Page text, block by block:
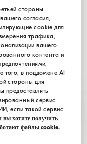
стороны,
согласия,
cookie для
трафика,
вашего
контента и
в поддомене AI
стороны для
предоставлять
сервис
если такой сервис
вы хотите получить
файлы cookie,